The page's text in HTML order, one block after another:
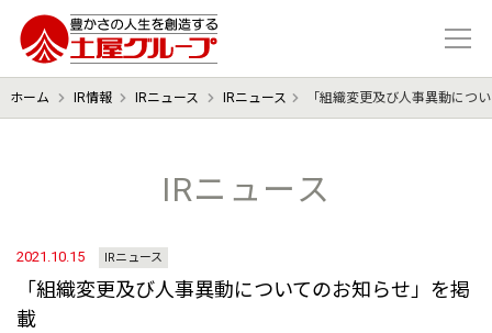
豊かさの人生を想像する 土屋グル
ホーム IR情報 IRニュース IRニュース 「組織変更及び人事異動につ
IRニュース
2021.10.15 IRニュース
「組織変更及び人事異動についてのお知らせ」を掲
載